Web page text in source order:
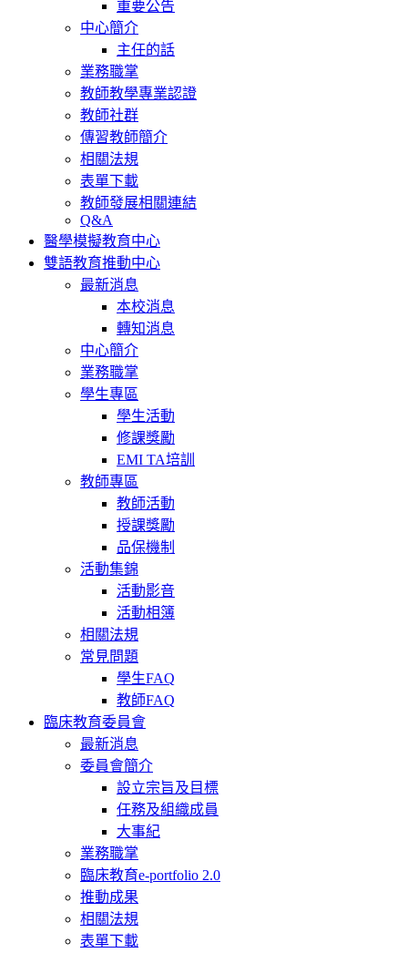
重要公告
中心簡介
主任的話
業務職掌
教師教學專業認證
教師社群
傳習教師簡介
相關法規
表單下載
教師發展相關連結
Q&A
醫學模擬教育中心
雙語教育推動中心
最新消息
本校消息
轉知消息
中心簡介
業務職掌
學生專區
學生活動
修課獎勵
EMI TA培訓
教師專區
教師活動
授課獎勵
品保機制
活動集錦
活動影音
活動相簿
相關法規
常見問題
學生FAQ
教師FAQ
臨床教育委員會
最新消息
委員會簡介
設立宗旨及目標
任務及組織成員
大事紀
業務職掌
臨床教育e-portfolio 2.0
推動成果
相關法規
表單下載